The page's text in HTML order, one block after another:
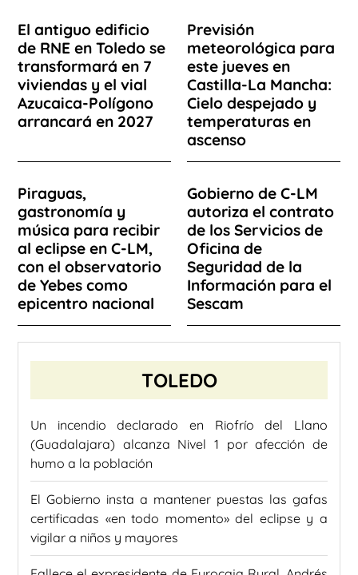
El antiguo edificio
de RNE en Toledo se
transformará en 7
viviendas y el vial
Azucaica-Polígono
arrancará en 2027
Previsión
meteorológica para
este jueves en
Castilla-La Mancha:
Cielo despejado y
temperaturas en
ascenso
Piraguas,
gastronomía y
música para recibir
al eclipse en C-LM,
con el observatorio
de Yebes como
epicentro nacional
Gobierno de C-LM
autoriza el contrato
de los Servicios de
Oficina de
Seguridad de la
Información para el
Sescam
TOLEDO
Un incendio declarado en Riofrío del Llano
(Guadalajara) alcanza Nivel 1 por afección de
humo a la población
El Gobierno insta a mantener puestas las gafas
certificadas «en todo momento» del eclipse y a
vigilar a niños y mayores